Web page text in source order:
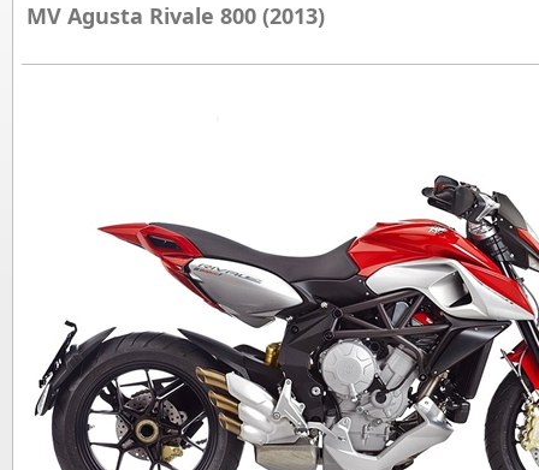
MV Agusta Rivale 800 (2013)